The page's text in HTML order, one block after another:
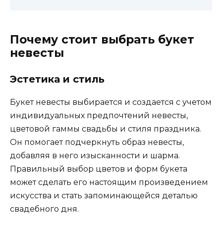
Почему стоит выбрать букет
невесты
Эстетика и стиль
Букет невесты выбирается и создается с учетом
индивидуальных предпочтений невесты,
цветовой гаммы свадьбы и стиля праздника.
Он помогает подчеркнуть образ невесты,
добавляя в него изысканности и шарма.
Правильный выбор цветов и форм букета
может сделать его настоящим произведением
искусства и стать запоминающейся деталью
свадебного дня.